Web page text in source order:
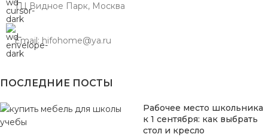
ТЦ Видное Парк, Москва
Email: hifohome@ya.ru
ПОСЛЕДНИЕ ПОСТЫ
Рабочее место школьника
к 1 сентября: как выбрать
стол и кресло